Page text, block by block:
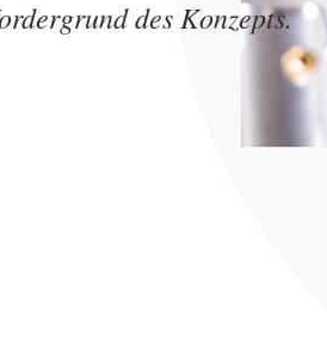
des Konzepts.